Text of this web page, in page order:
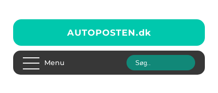
AUTOPOSTEN.dk
Menu